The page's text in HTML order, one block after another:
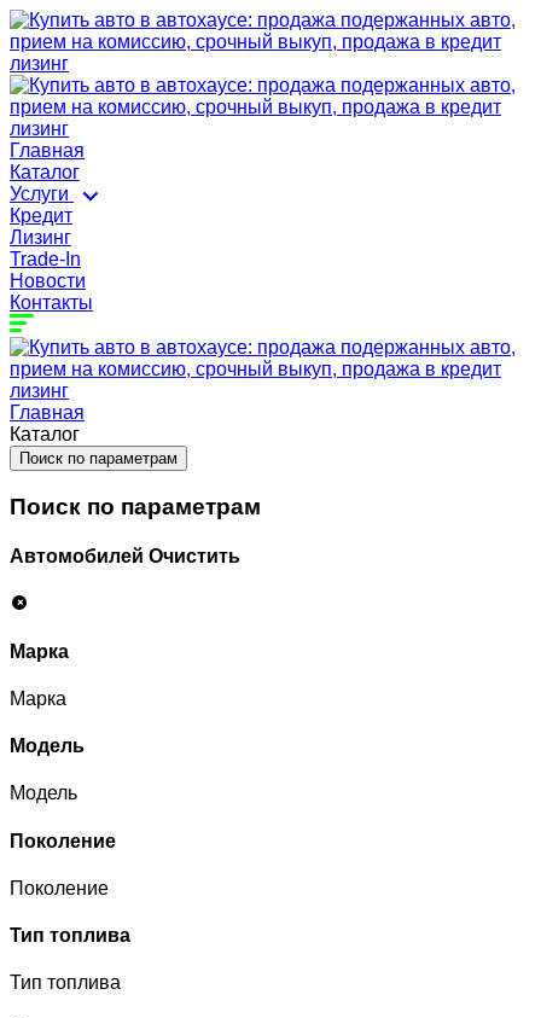
Главная
Каталог
Услуги
Кредит
Лизинг
Trade-In
Новости
Контакты
Главная
Каталог
Поиск по параметрам
Поиск по параметрам
Автомобилей Очистить
Марка
Марка
Модель
Модель
Поколение
Поколение
Тип топлива
Тип топлива